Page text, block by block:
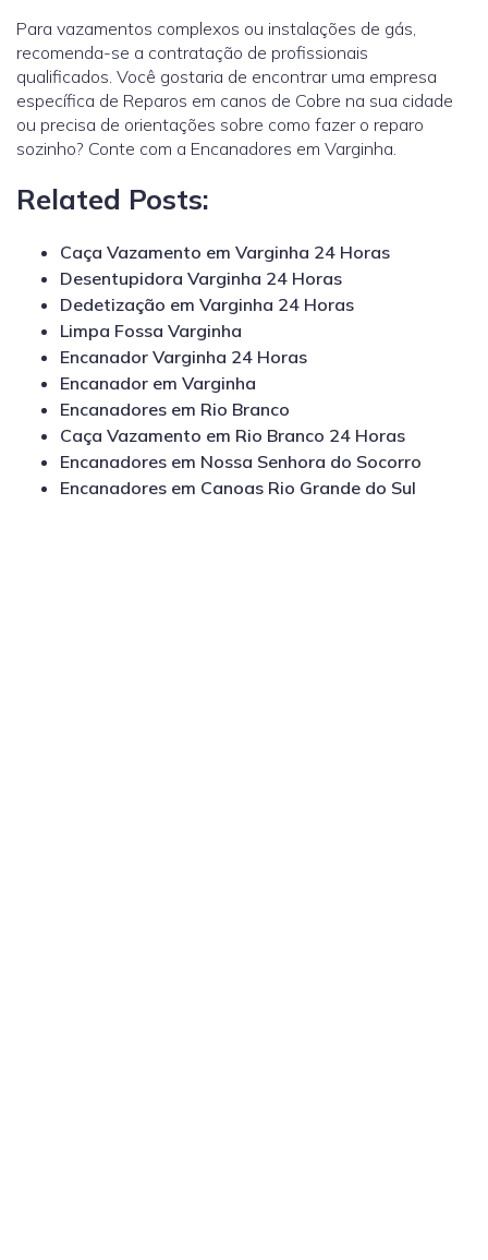
Para vazamentos complexos ou instalações de gás,
recomenda-se a contratação de profissionais
qualificados. Você gostaria de encontrar uma empresa
específica de Reparos em canos de Cobre na sua cidade
ou precisa de orientações sobre como fazer o reparo
sozinho? Conte com a Encanadores em Varginha.
Related Posts:
Caça Vazamento em Varginha 24 Horas
Desentupidora Varginha 24 Horas
Dedetização em Varginha 24 Horas
Limpa Fossa Varginha
Encanador Varginha 24 Horas
Encanador em Varginha
Encanadores em Rio Branco
Caça Vazamento em Rio Branco 24 Horas
Encanadores em Nossa Senhora do Socorro
Encanadores em Canoas Rio Grande do Sul